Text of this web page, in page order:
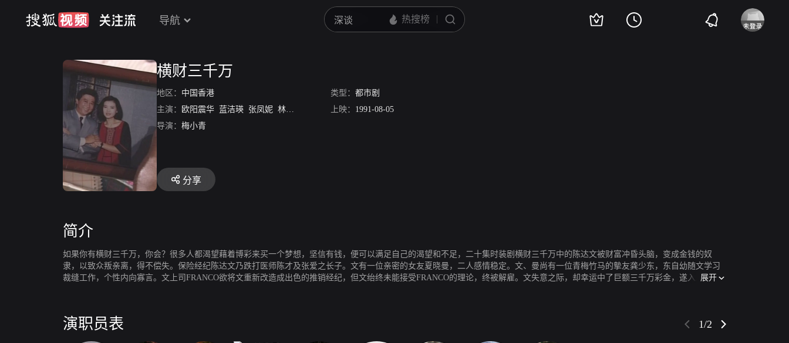
导航
横财三千万
地区： 中国香港 类型： 都市剧
主演：
欧阳震华 蓝洁瑛 张凤妮 林尚武 魏绮清 陈佩珊 关海山
上映： 1991-08-05
导演： 梅小青
分享
简介
如果你有横财三千万，你会？很多人都渴望藉着博彩来买一个梦想，坚信有钱，便可以满足自己的渴望和不足，二十集时装剧横财三千万中的陈达文被财富冲昏头脑，变成金钱的奴
隶，以致众叛亲离，得不偿失。保险经纪陈达文乃跌打医师陈才及张爱之长子。文有一位亲密的女友夏晓曼，二人感情稳定。文、曼尚有一位青梅竹马的摰友龚少东，东自幼随文学习
裁缝工作，个性内向寡言。文上司FRANCO欲将文重新改造成出色的推销经纪，但文绐终未能接受FRANCO的理论，终被解雇。文失意之际，却幸运中了巨额三千万彩金，遂入股于同
展开
演职员表 1/2